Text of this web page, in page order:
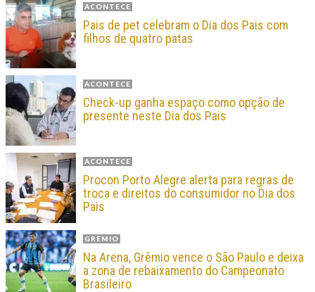
ACONTECE
Pais de pet celebram o Dia dos Pais com
filhos de quatro patas
ACONTECE
Check-up ganha espaço como opção de
presente neste Dia dos Pais
ACONTECE
Procon Porto Alegre alerta para regras de
troca e direitos do consumidor no Dia dos
Pais
GRÊMIO
Na Arena, Grêmio vence o São Paulo e deixa
a zona de rebaixamento do Campeonato
Brasileiro